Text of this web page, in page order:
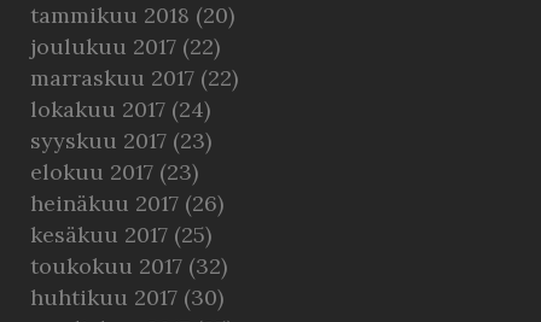
tammikuu 2018 (20)
joulukuu 2017 (22)
marraskuu 2017 (22)
lokakuu 2017 (24)
syyskuu 2017 (23)
elokuu 2017 (23)
heinäkuu 2017 (26)
kesäkuu 2017 (25)
toukokuu 2017 (32)
huhtikuu 2017 (30)